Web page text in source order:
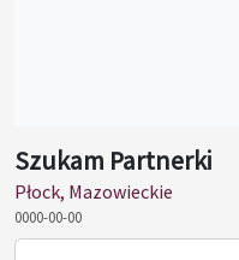
Szukam Partnerki
Płock, Mazowieckie
0000-00-00